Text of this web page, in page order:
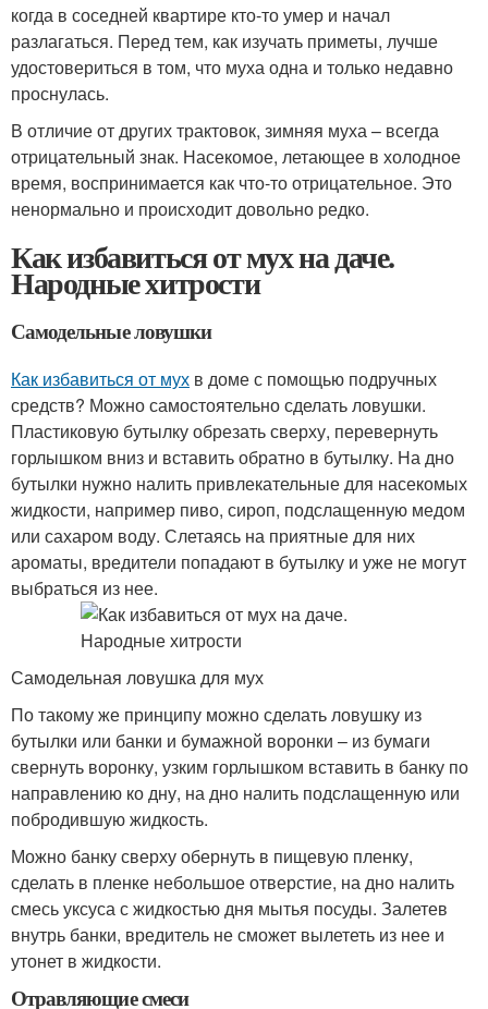
когда в соседней квартире кто-то умер и начал
разлагаться. Перед тем, как изучать приметы, лучше
удостовериться в том, что муха одна и только недавно
проснулась.
В отличие от других трактовок, зимняя муха – всегда
отрицательный знак. Насекомое, летающее в холодное
время, воспринимается как что-то отрицательное. Это
ненормально и происходит довольно редко.
Как избавиться от мух на даче.
Народные хитрости
Самодельные ловушки
Как избавиться от мух в доме с помощью подручных
средств? Можно самостоятельно сделать ловушки.
Пластиковую бутылку обрезать сверху, перевернуть
горлышком вниз и вставить обратно в бутылку. На дно
бутылки нужно налить привлекательные для насекомых
жидкости, например пиво, сироп, подслащенную медом
или сахаром воду. Слетаясь на приятные для них
ароматы, вредители попадают в бутылку и уже не могут
выбраться из нее.
Самодельная ловушка для мух
По такому же принципу можно сделать ловушку из
бутылки или банки и бумажной воронки – из бумаги
свернуть воронку, узким горлышком вставить в банку по
направлению ко дну, на дно налить подслащенную или
побродившую жидкость.
Можно банку сверху обернуть в пищевую пленку,
сделать в пленке небольшое отверстие, на дно налить
смесь уксуса с жидкостью дня мытья посуды. Залетев
внутрь банки, вредитель не сможет вылететь из нее и
утонет в жидкости.
Отравляющие смеси